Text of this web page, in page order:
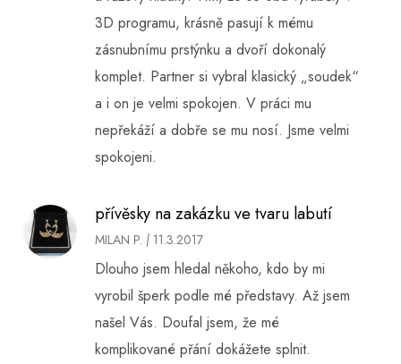
3D programu, krásně pasují k mému
zásnubnímu prstýnku a dvoří dokonalý
komplet. Partner si vybral klasický „soudek“
a i on je velmi spokojen. V práci mu
nepřekáží a dobře se mu nosí. Jsme velmi
spokojeni.
přívěsky na zakázku ve tvaru labutí
MILAN P. | 11.3.2017
Dlouho jsem hledal někoho, kdo by mi
vyrobil šperk podle mé představy. Až jsem
našel Vás. Doufal jsem, že mé
komplikované přání dokážete splnit.